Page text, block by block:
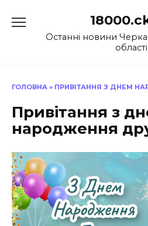
до
Останні новини
області
ГОЛОВНА » ПРИВІТАННЯ З ДНЕМ
Привітання з
народження